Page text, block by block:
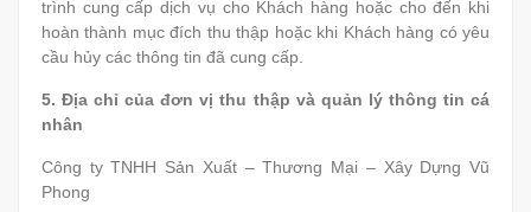
trình cung cấp dịch vụ cho Khách hàng hoặc cho đến khi
hoàn thành mục đích thu thập hoặc khi Khách hàng có yêu
cầu hủy các thông tin đã cung cấp.
5.Địa chỉ của đơn vị thu thập và quản lý thông tin cá
nhân
Công ty TNHH Sản Xuất – Thương Mại – Xây Dựng Vũ
Phong